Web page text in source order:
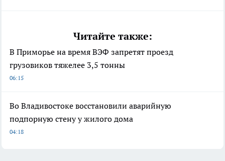
Читайте также:
В Приморье на время ВЭФ запретят проезд
грузовиков тяжелее 3,5 тонны
06:15
Во Владивостоке восстановили аварийную
подпорную стену у жилого дома
04:18